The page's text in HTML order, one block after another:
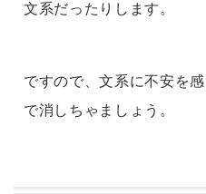
文系だったりします。
ですので、文系に不安を
で消しちゃましょう。